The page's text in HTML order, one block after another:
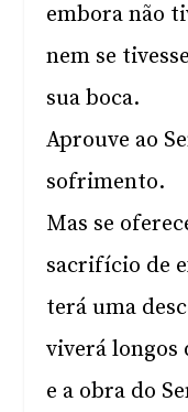
embora não
nem se
sua boca.
Aprouve ao
sofrimento.
Mas se
sacrifício de
terá uma
viverá longos
e a obra do